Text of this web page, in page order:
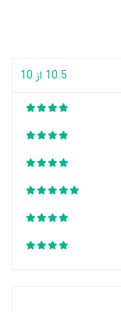
10.5 از 10